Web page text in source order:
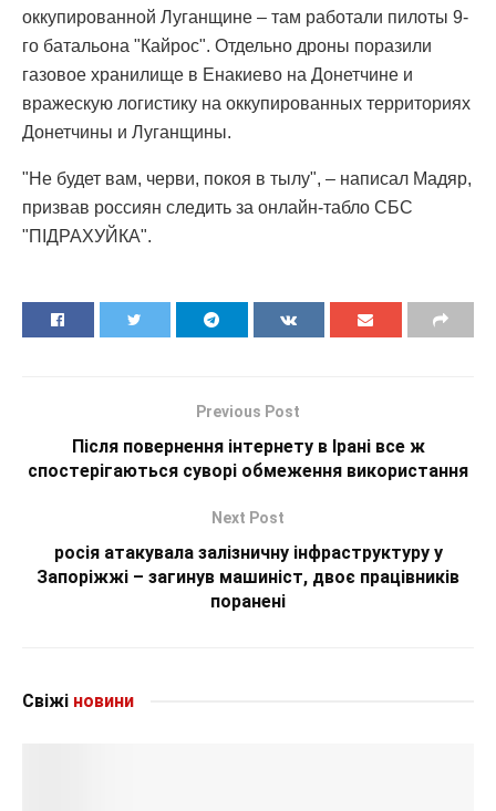
оккупированной Луганщине – там работали пилоты 9-
го батальона "Кайрос". Отдельно дроны поразили
газовое хранилище в Енакиево на Донетчине и
вражескую логистику на оккупированных территориях
Донетчины и Луганщины.
"Не будет вам, черви, покоя в тылу", – написал Мадяр,
призвав россиян следить за онлайн-табло СБС
"ПІДРАХУЙКА".
Previous Post
Після повернення інтернету в Ірані все ж
спостерігаються суворі обмеження використання
Next Post
росія атакувала залізничну інфраструктуру у
Запоріжжі – загинув машиніст, двоє працівників
поранені
Свіжі новини